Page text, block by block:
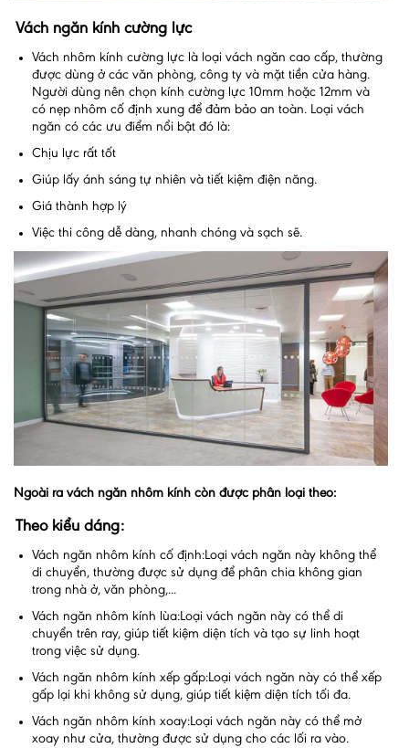
Vách ngăn kính cường lực
Vách nhôm kính cường lực là loại vách ngăn cao cấp, thường
được dùng ở các văn phòng, công ty và mặt tiền cửa hàng.
Người dùng nên chọn kính cường lực 10mm hoặc 12mm và
có nẹp nhôm cố định xung để đảm bảo an toàn. Loại vách
ngăn có các ưu điểm nổi bật đó là:
Chịu lực rất tốt
Giúp lấy ánh sáng tự nhiên và tiết kiệm điện năng.
Giá thành hợp lý
Việc thi công dễ dàng, nhanh chóng và sạch sẽ.
Ngoài ra vách ngăn nhôm kính còn được phân loại theo:
Theo kiểu dáng:
Vách ngăn nhôm kính cố định:Loại vách ngăn này không thể
di chuyển, thường được sử dụng để phân chia không gian
trong nhà ở, văn phòng,...
Vách ngăn nhôm kính lùa:Loại vách ngăn này có thể di
chuyển trên ray, giúp tiết kiệm diện tích và tạo sự linh hoạt
trong việc sử dụng.
Vách ngăn nhôm kính xếp gấp:Loại vách ngăn này có thể xếp
gấp lại khi không sử dụng, giúp tiết kiệm diện tích tối đa.
Vách ngăn nhôm kính xoay:Loại vách ngăn này có thể mở
xoay như cửa, thường được sử dụng cho các lối ra vào.